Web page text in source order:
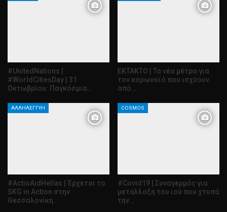
#UnitedNations |
#WorldCitiesDay | 31
Οκτωβρίου: Παγκόσμια…
ΕΚΤΑΚΤΟ | Τα νέα μέτρα για
τον κορωνοϊό που ισχύουν
από…
ΑΛΛΗΛΕΓΓΎΗ
#ActioAidHellas | Έρχεται το
SKG in Action στην
Θεσσαλονίκη…
COSMOS
#Covid19 | Συναγερμός για
μετάλλαξη του ιού που χτυπά
την…